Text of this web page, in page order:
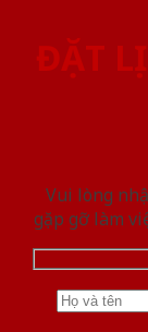
ĐẶT
Vui lòng
gặp gỡ làm